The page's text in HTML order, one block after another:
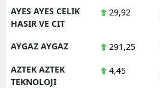
AYES AYES CELIK
HASIR VE CIT
29,92
AYGAZ AYGAZ 291,25
AZTEK AZTEK
TEKNOLOJI
4,45